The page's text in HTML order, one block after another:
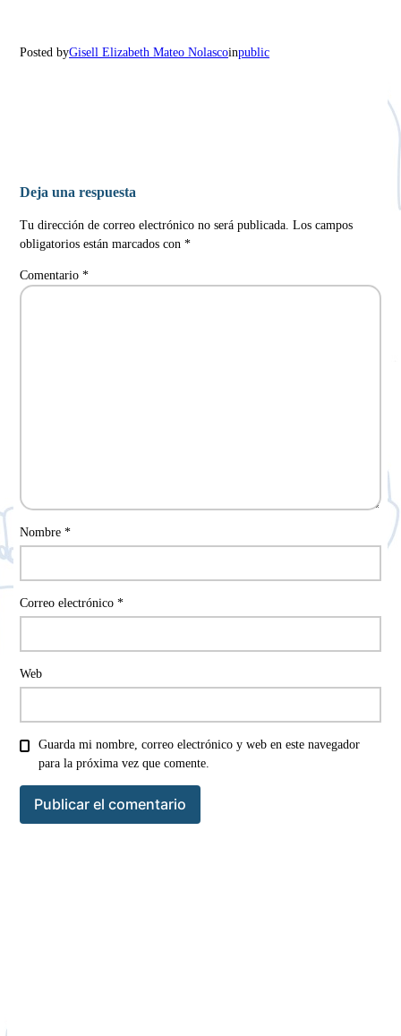
Posted byGisell Elizabeth Mateo Nolascoinpublic
Deja una respuesta
Tu dirección de correo electrónico no será publicada. Los campos
obligatorios están marcados con*
Comentario*
Nombre*
Correo electrónico*
Web
Guarda mi nombre, correo electrónico y web en este navegador
para la próxima vez que comente.